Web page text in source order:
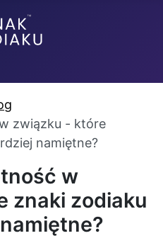
związku - które
namiętne?
w
znaki zodiaku